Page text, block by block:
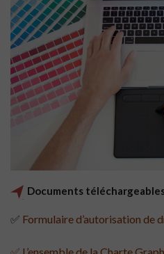
Documents
✅ Formulaire d’autorisation de